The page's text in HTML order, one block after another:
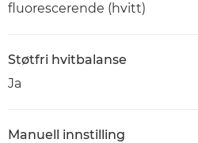
fluorescerende (hvitt)
Støtfri hvitbalanse
Ja
Manuell innstilling